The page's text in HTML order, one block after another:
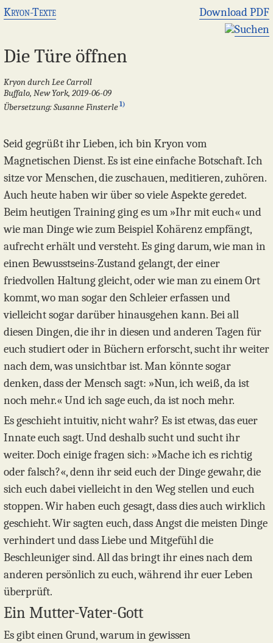
Kryon-Texte
Download PDF
Suchen
Die Türe öffnen
Kryon durch Lee Carroll
Buffalo, New York, 2019-06-09
Übersetzung: Susanne Finsterle1)
Seid gegrüßt ihr Lieben, ich bin Kryon vom
Magnetischen Dienst. Es ist eine einfache Botschaft. Ich
sitze vor Menschen, die zuschauen, meditieren, zuhören.
Auch heute haben wir über so viele Aspekte geredet.
Beim heutigen Training ging es um »Ihr mit euch« und
wie man Dinge wie zum Beispiel Kohärenz empfängt,
aufrecht erhält und versteht. Es ging darum, wie man in
einen Bewusstseins-Zustand gelangt, der einer
friedvollen Haltung gleicht, oder wie man zu einem Ort
kommt, wo man sogar den Schleier erfassen und
vielleicht sogar darüber hinausgehen kann. Bei all
diesen Dingen, die ihr in diesen und anderen Tagen für
euch studiert oder in Büchern erforscht, sucht ihr weiter
nach dem, was unsichtbar ist. Man könnte sogar
denken, dass der Mensch sagt: »Nun, ich weiß, da ist
noch mehr.« Und ich sage euch, da ist noch mehr.
Es geschieht intuitiv, nicht wahr? Es ist etwas, das euer
Innate euch sagt. Und deshalb sucht und sucht ihr
weiter. Doch einige fragen sich: »Mache ich es richtig
oder falsch?«, denn ihr seid euch der Dinge gewahr, die
sich euch dabei vielleicht in den Weg stellen und euch
stoppen. Wir haben euch gesagt, dass dies auch wirklich
geschieht. Wir sagten euch, dass Angst die meisten Dinge
verhindert und dass Liebe und Mitgefühl die
Beschleuniger sind. All das bringt ihr eines nach dem
anderen persönlich zu euch, während ihr euer Leben
überprüft.
Ein Mutter-Vater-Gott
Es gibt einen Grund, warum in gewissen